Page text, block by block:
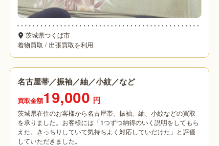
茨城県つくば市
着物買取 / 出張買取を利用
名古屋帯／振袖／紬／小紋／など
買取金額19,000 円
茨城県在住のお客様から名古屋帯、振袖、紬、小紋などの買取
を承りました。お客様には「1つずつ納得のいく説明をしてもら
えた。きっちりしていて気持ちよく対応していだけた」と評価
していただきました。